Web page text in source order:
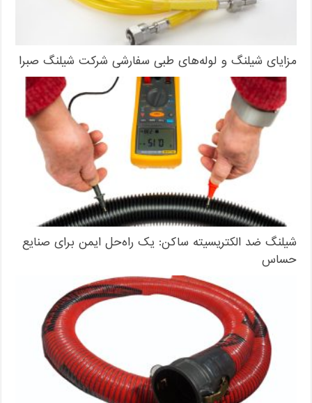
مزایای شیلنگ و لوله‌های طبی سفارشی شرکت شیلنگ صبرا
شیلنگ ضد الکتریسیته ساکن: یک راه‌حل ایمن برای صنایع
حساس